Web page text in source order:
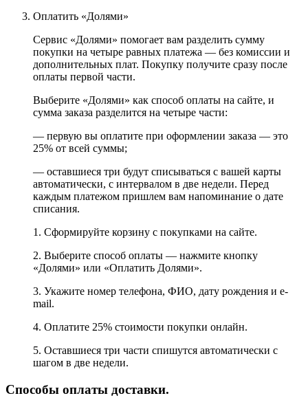
Оплатить «Долями»
Сервис «Долями» помогает вам разделить сумму
покупки на четыре равных платежа — без комиссии и
дополнительных плат. Покупку получите сразу после
оплаты первой части.
Выберите «Долями» как способ оплаты на сайте, и
сумма заказа разделится на четыре части:
— первую вы оплатите при оформлении заказа — это
25% от всей суммы;
— оставшиеся три будут списываться с вашей карты
автоматически, с интервалом в две недели. Перед
каждым платежом пришлем вам напоминание о дате
списания.
1. Сформируйте корзину с покупками на сайте.
2. Выберите способ оплаты — нажмите кнопку
«Долями» или «Оплатить Долями».
3. Укажите номер телефона, ФИО, дату рождения и e-
mail.
4. Оплатите 25% стоимости покупки онлайн.
5. Оставшиеся три части спишутся автоматически с
шагом в две недели.
Способы оплаты доставки.